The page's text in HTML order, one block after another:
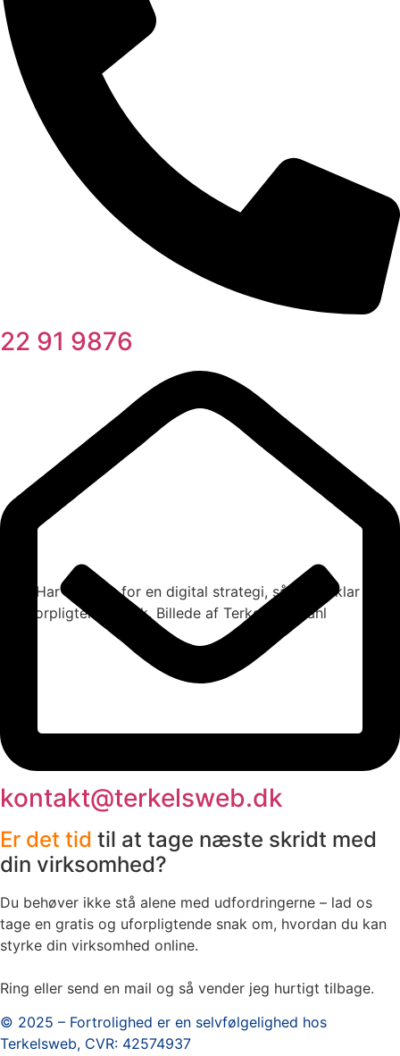
22 91 9876
kontakt@terkelsweb.dk
Er det tid til at tage næste skridt med
din virksomhed?
Du behøver ikke stå alene med udfordringerne – lad os
tage en gratis og uforpligtende snak om, hvordan du kan
styrke din virksomhed online.
Ring eller send en mail og så vender jeg hurtigt tilbage.
© 2025 – Fortrolighed er en selvfølgelighed hos
Terkelsweb, CVR: 42574937